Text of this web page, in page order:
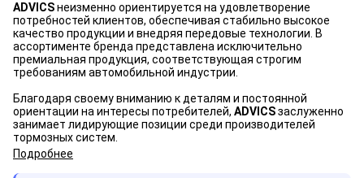
ADVICSнеизменно ориентируется на удовлетворение
потребностей клиентов, обеспечивая стабильно высокое
качество продукции и внедряя передовые технологии. В
ассортименте бренда представлена исключительно
премиальная продукция, соответствующая строгим
требованиям автомобильной индустрии.
Благодаря своему вниманию к деталям и постоянной
ориентации на интересы потребителей, ADVICSзаслуженно
занимает лидирующие позиции среди производителей
тормозных систем.
Подробнее